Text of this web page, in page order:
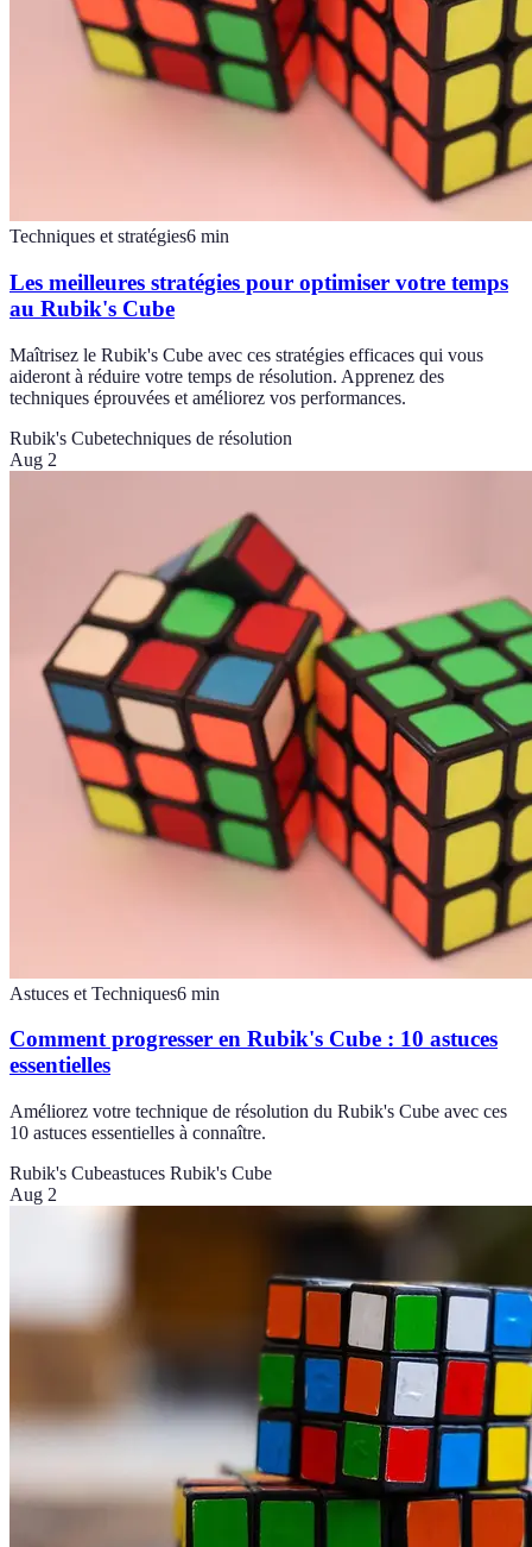
Techniques et stratégies6 min
Les meilleures stratégies pour optimiser votre temps
au Rubik's Cube
Maîtrisez le Rubik's Cube avec ces stratégies efficaces qui vous
aideront à réduire votre temps de résolution. Apprenez des
techniques éprouvées et améliorez vos performances.
Rubik's Cubetechniques de résolution
Aug 2
Astuces et Techniques6 min
Comment progresser en Rubik's Cube : 10 astuces
essentielles
Améliorez votre technique de résolution du Rubik's Cube avec ces
10 astuces essentielles à connaître.
Rubik's Cubeastuces Rubik's Cube
Aug 2